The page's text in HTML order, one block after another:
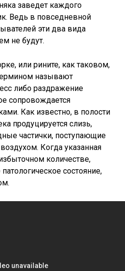
заведет каждого
Ведь в повседневной
эти два вида
не будут.
или рините, как таковом,
называют
либо раздражение
сопровождается
Как известно, в полости
продуцируется слизь,
частички, поступающие
Когда указанная
количестве,
состояние,